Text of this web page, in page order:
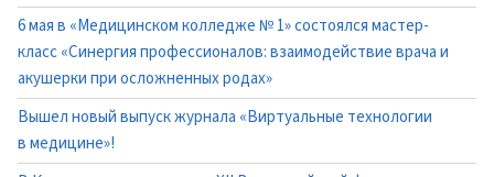
6 мая в «Медицинском колледже № 1» состоялся мастер-
класс «Синергия профессионалов: взаимодействие врача и
акушерки при осложненных родах»
Вышел новый выпуск журнала «Виртуальные технологии
в медицине»!